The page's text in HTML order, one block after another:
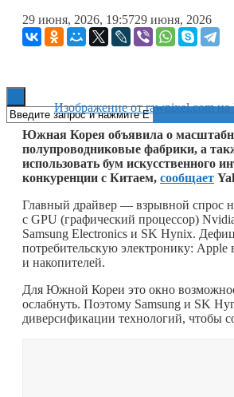
ESG
29 июня, 2026, 19:5729 июня, 2026
Изображение от rawpixel.com на
Южная Корея объявила о
полупроводниковые фабрики, а
использовать бум искусственного
конкуренции с Китаем, сообщает
Главный драйвер — взрывной спрос
с GPU (графический процессор)
Samsung Electronics и SK Hynix.
потребительскую электронику:
и накопителей.
Для Южной Кореи это окно
ослабнуть. Поэтому Samsung и SK
диверсификации технологий, чтобы